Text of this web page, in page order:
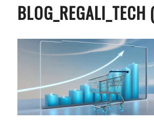
BLOG_REGALI_TECH